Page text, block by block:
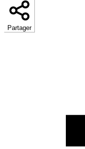
Partager